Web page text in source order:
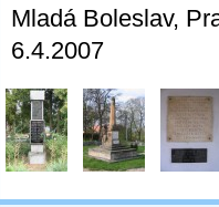
Mladá Boleslav,
6.4.2007